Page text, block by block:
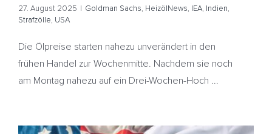
27. August 2025 | Goldman Sachs, HeizölNews, IEA, Indien,
Strafzölle, USA
Die Ölpreise starten nahezu unverändert in den
frühen Handel zur Wochenmitte. Nachdem sie noch
am Montag nahezu auf ein Drei-Wochen-Hoch ...